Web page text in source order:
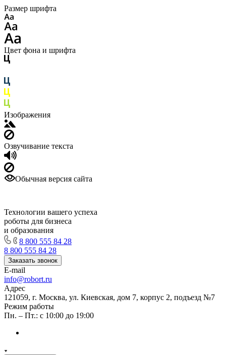
Размер шрифта
Цвет фона и шрифта
Изображения
Озвучивание текста
Обычная версия сайта
Технологии вашего успеха
роботы для бизнеса
и образования
8 800 555 84 28
8 800 555 84 28
Заказать звонок
E-mail
info@robort.ru
Адрес
121059, г. Москва, ул. Киевская, дом 7, корпус 2, подъезд №7
Режим работы
Пн. – Пт.: с 10:00 до 19:00